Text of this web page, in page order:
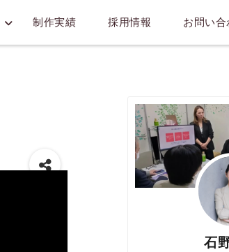
制作実績 採用情報 お問い
石